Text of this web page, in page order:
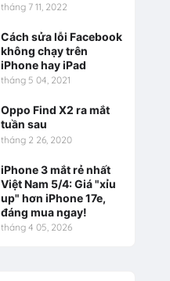
tháng 7 11, 2022
Cách sửa lỗi Facebook
không chạy trên
iPhone hay iPad
tháng 5 04, 2021
Oppo Find X2 ra mắt
tuần sau
tháng 2 26, 2020
iPhone 3 mắt rẻ nhất
Việt Nam 5/4: Giá "xỉu
up" hơn iPhone 17e,
đáng mua ngay!
tháng 4 05, 2026